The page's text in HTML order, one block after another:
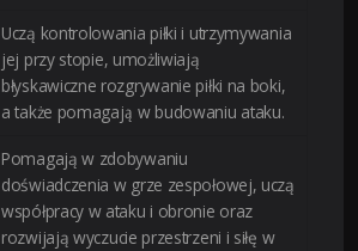
Uczą kontrolowania piłki i utrzymywania
jej przy stopie, umożliwiają
błyskawiczne rozgrywanie piłki na boki,
a także pomagają w budowaniu ataku.
Pomagają w zdobywaniu
doświadczenia w grze zespołowej, uczą
współpracy w ataku i obronie oraz
rozwijają wyczucie przestrzeni i siłę w